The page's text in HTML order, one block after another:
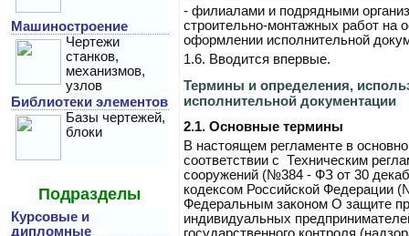
Машиностроение
Чертежи
станков,
механизмов,
узлов
Библиотеки элементов
Базы чертежей,
блоки
Подразделы
Курсовые и
дипломные
- филиалами и подрядными
строительно-монтажных работ на
оформлении исполнительной
1.6. Вводится впервые.
Термины и определения,
исполнительной документации
2.1. Основные термины
В настоящем регламенте в
соответствии с Техническим
сооружений (№384 - ФЗ от 30
кодексом Российской Федерации
Федеральным законом О защите
индивидуальных